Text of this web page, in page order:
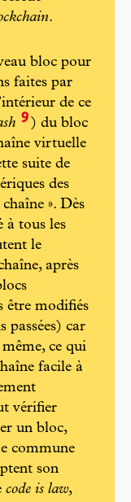
.
bloc pour
faites par
de ce
9 ) du bloc
virtuelle
suite de
des
». Dès
à tous les
le
après
être modifiés
passées) car
ce qui
facile à
vérifier
un bloc,
commune
son
code is law,